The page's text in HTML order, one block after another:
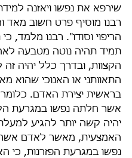
שירפא את נפשו ויאזנה
רבנו מוסיף פרט חשוב מאד
הריפוי וסודו". רבנו מלמד,
תמיד תהיה נוטה מטבעהּ
הקצוות, ובדרך כלל יהיה זה
התאוותני או האנוכי שהוא
בראשית יצירת האדם.
אשר חלתה נפשו במגרעת
יהיה קשה יותר להגיע
האמצעית, מאשר לאדם
נפשו במגרעת הפזרנות, כי